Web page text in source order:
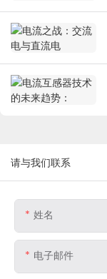
请与我们联系
姓名
电子邮件